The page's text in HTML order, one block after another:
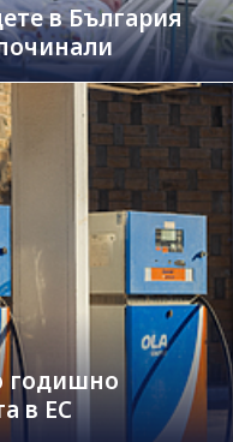
в България
годишно
в ЕС